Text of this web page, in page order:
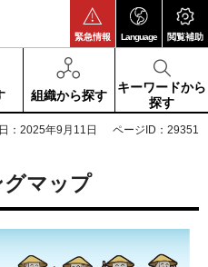
緊急情報 Language 閲覧補助
組織から探す
キーワードから
探す
：2025年9月11日 ページID：29351
グマップ